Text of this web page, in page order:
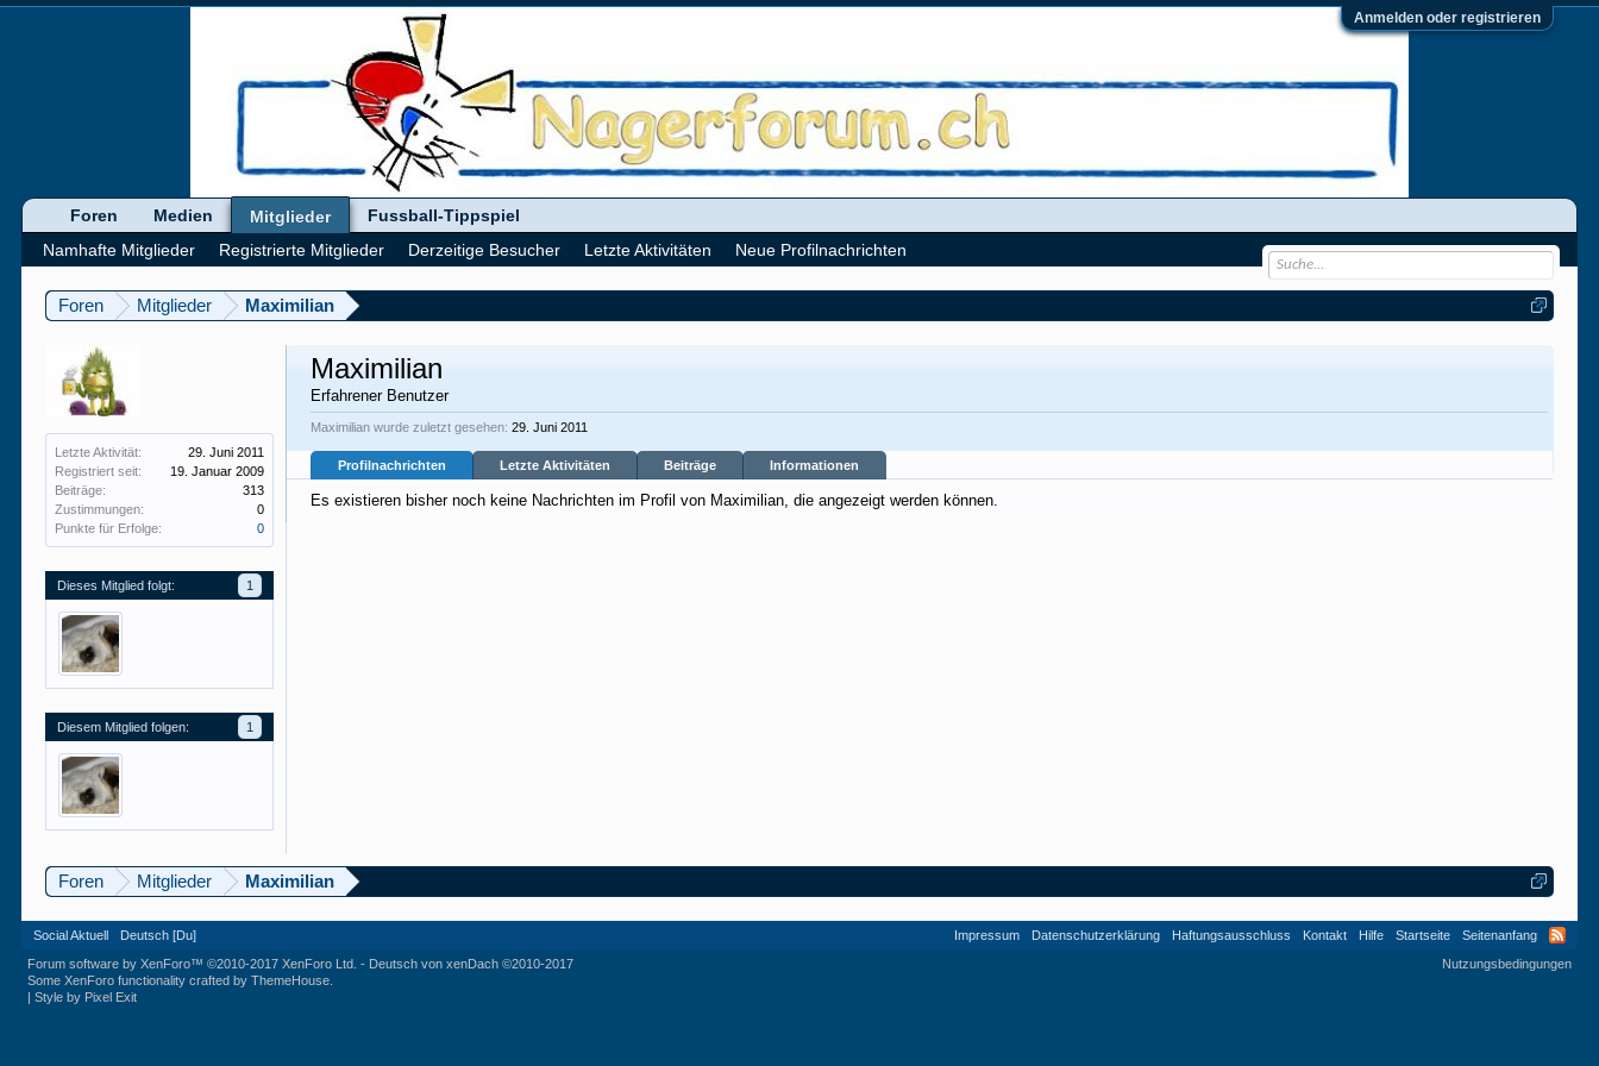
Anmelden oder registrieren
Foren Mitglieder Maximilian
Letzte Aktivität:
29. Juni 2011
Registriert seit:
19. Januar 2009
Beiträge:
313
Zustimmungen:
0
Punkte für Erfolge:
0
Dieses Mitglied folgt: 1
Diesem Mitglied folgen: 1
Maximilian
Erfahrener Benutzer
Maximilian wurde zuletzt gesehen: 29. Juni 2011
Profilnachrichten Letzte Aktivitäten Beiträge Informationen
Es existieren bisher noch keine Nachrichten im Profil von Maximilian, die angezeigt werden können.
Foren Mitglieder Maximilian
Foren Medien
Mitglieder
Namhafte Mitglieder
Registrierte Mitglieder Derzeitige Besucher Letzte Aktivitäten Neue Profilnachrichten
Fussball-Tippspiel
Social Aktuell Deutsch [Du] Impressum Datenschutzerklärung Haftungsausschluss Kontakt Hilfe Startseite
Seitenanfang
Nutzungsbedingungen
Forum software by XenForo™©2010-2017 XenForo Ltd. - Deutsch von xenDach©2010-2017
Some XenForo functionality crafted byThemeHouse
|Style by Pixel Exit